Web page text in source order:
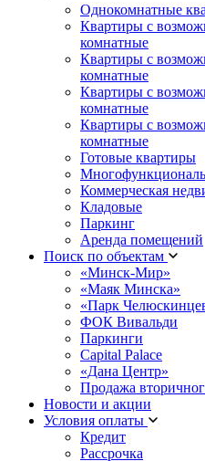
Однокомнатные
Квартиры с
комнатные
Квартиры с
комнатные
Квартиры с
комнатные
Квартиры с
комнатные
Готовые квартиры
Коммерческая
Кладовые
Паркинг
Аренда помещений
Поиск по объектам
«Минск-Мир»
«Маяк Минска»
«Парк
ФОК Вивальди
Паркинги
Capital Palace
«Дана Центр»
Продажа
Новости и акции
Условия оплаты
Кредит
Рассрочка